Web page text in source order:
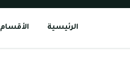
الرئيسية الأقسام